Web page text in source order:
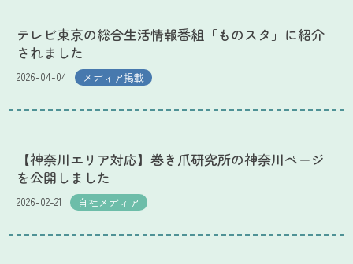
テレビ東京の総合生活情報番組「ものスタ」に紹介
されました
2026-04-04 メディア掲載
【神奈川エリア対応】巻き爪研究所の神奈川ページ
を公開しました
2026-02-21 自社メディア